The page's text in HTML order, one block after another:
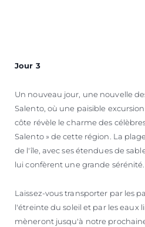
Jour 3
Un nouveau jour, une nouvelle
Salento, où une paisible
côte révèle le charme des
Salento » de cette région. La
de l'île, avec ses étendues de
lui confèrent une grande sérénité.
Laissez-vous transporter par les
l'étreinte du soleil et par les eaux
mèneront jusqu'à notre